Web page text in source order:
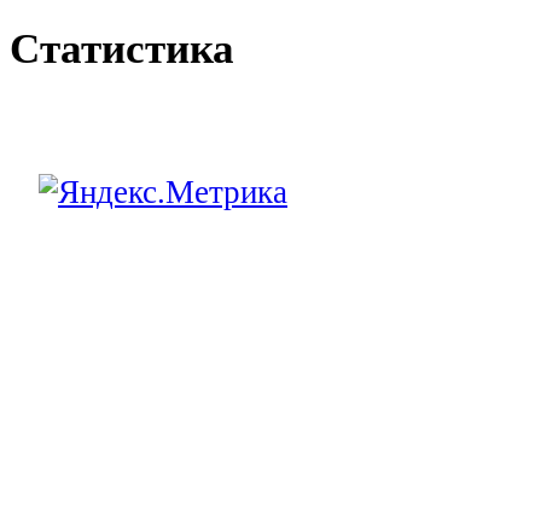
Статистика